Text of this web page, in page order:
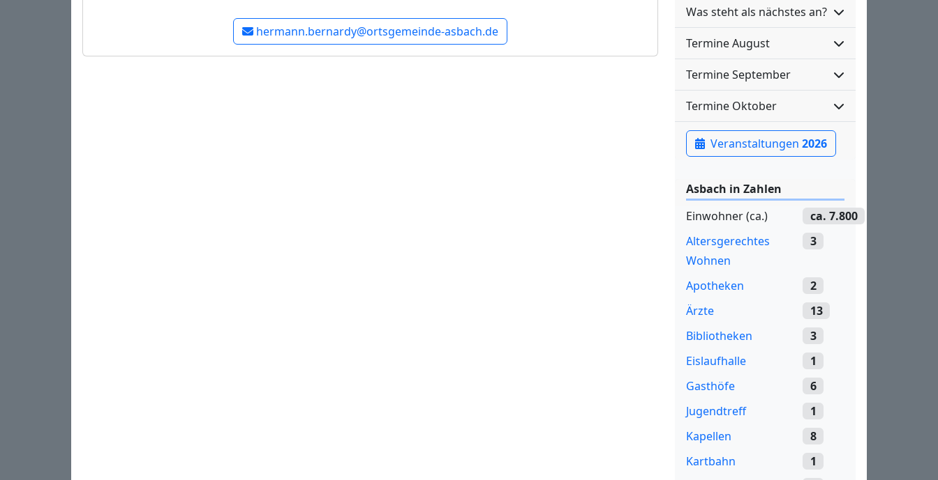
hermann.bernardy@ortsgemeinde-asbach.de
Was steht als nächstes an?
Termine August
Termine September
Termine Oktober
Veranstaltungen 2026
Asbach in Zahlen
Einwohner (ca.)
ca. 7.800
Altersgerechtes
Wohnen
3
Apotheken
2
Ärzte
13
Bibliotheken
3
Eislaufhalle
1
Gasthöfe
6
Jugendtreff
1
Kapellen
8
Kartbahn
1